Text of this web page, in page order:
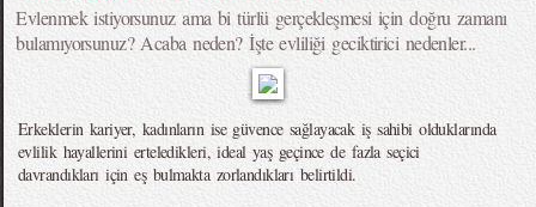
Evlenmek istiyorsunuz ama bi türlü gerçekleşmesi için doğru zamanı
bulamıyorsunuz? Acaba neden? İşte evliliği geciktirici nedenler...
Erkeklerin kariyer, kadınların ise güvence sağlayacak iş sahibi olduklarında
evlilik hayallerini erteledikleri, ideal yaş geçince de fazla seçici
davrandıkları için eş bulmakta zorlandıkları belirtildi.